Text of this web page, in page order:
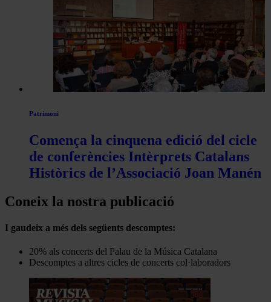
Patrimoni
Comença la cinquena edició del cicle
de conferències Intèrprets Catalans
Històrics de l’Associació Joan Manén
Coneix la nostra publicació
I gaudeix a més dels següents descomptes:
20% als concerts del Palau de la Música Catalana
Descomptes a altres cicles de concerts col·laboradors